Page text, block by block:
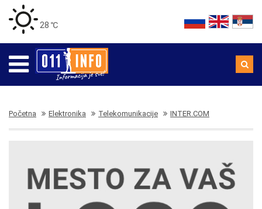
28 ℃
Početna Elektronika Telekomunikacije INTER.COM